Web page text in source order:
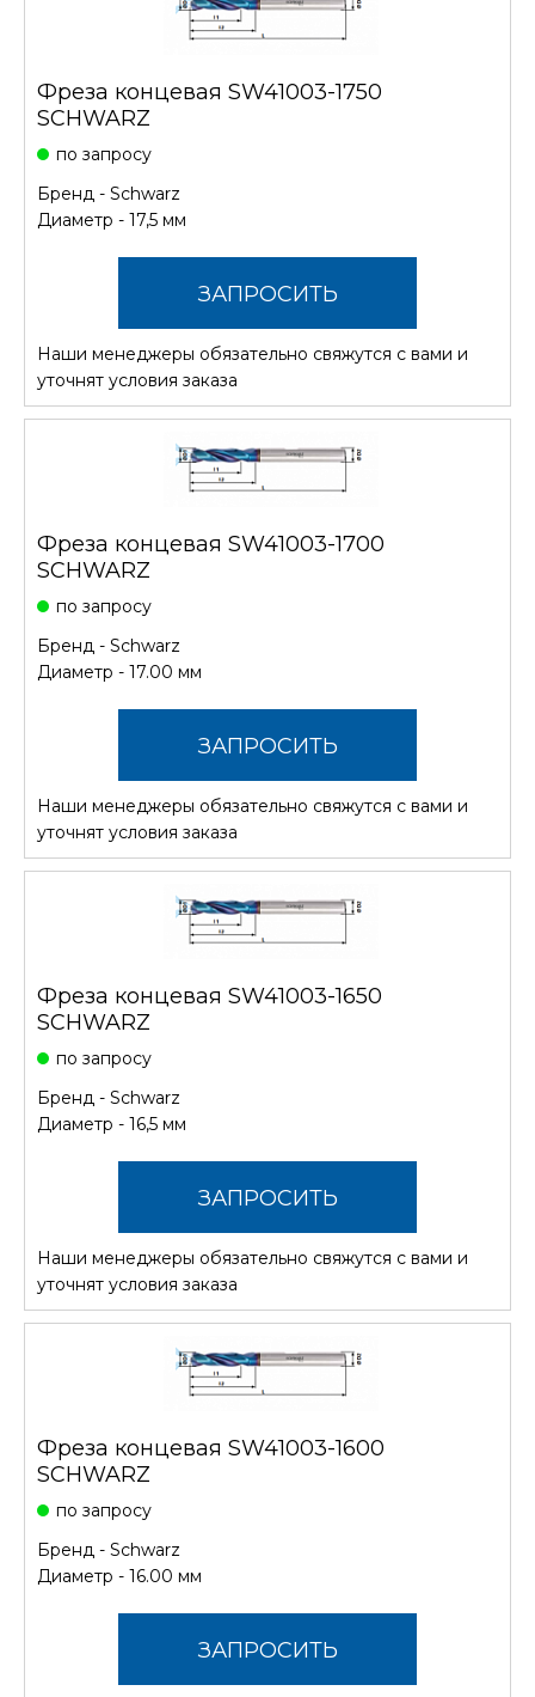
Фреза концевая SW41003-1750
SCHWARZ
по запросу
Бренд - Schwarz
Диаметр - 17,5 мм
ЗАПРОСИТЬ
СТОИМОСТЬ
Наши менеджеры обязательно свяжутся с вами и
уточнят условия заказа
Фреза концевая SW41003-1700
SCHWARZ
по запросу
Бренд - Schwarz
Диаметр - 17.00 мм
ЗАПРОСИТЬ
СТОИМОСТЬ
Наши менеджеры обязательно свяжутся с вами и
уточнят условия заказа
Фреза концевая SW41003-1650
SCHWARZ
по запросу
Бренд - Schwarz
Диаметр - 16,5 мм
ЗАПРОСИТЬ
СТОИМОСТЬ
Наши менеджеры обязательно свяжутся с вами и
уточнят условия заказа
Фреза концевая SW41003-1600
SCHWARZ
по запросу
Бренд - Schwarz
Диаметр - 16.00 мм
ЗАПРОСИТЬ